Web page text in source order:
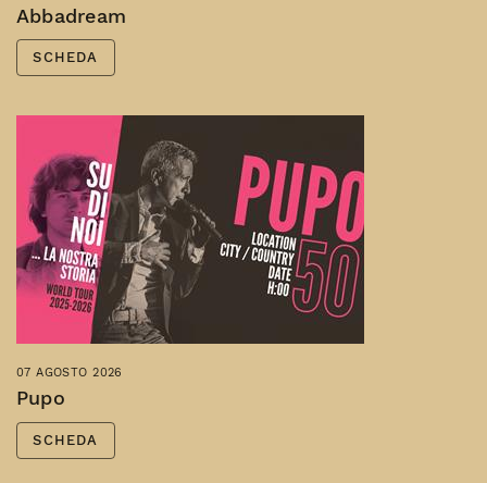
Abbadream
SCHEDA
07 AGOSTO 2026
Pupo
SCHEDA